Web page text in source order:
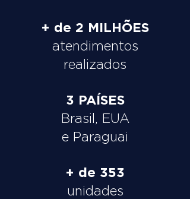
+ de 2 MILHÕES
atendimentos
realizados
3 PAÍSES
Brasil, EUA
e Paraguai
+ de 353
unidades